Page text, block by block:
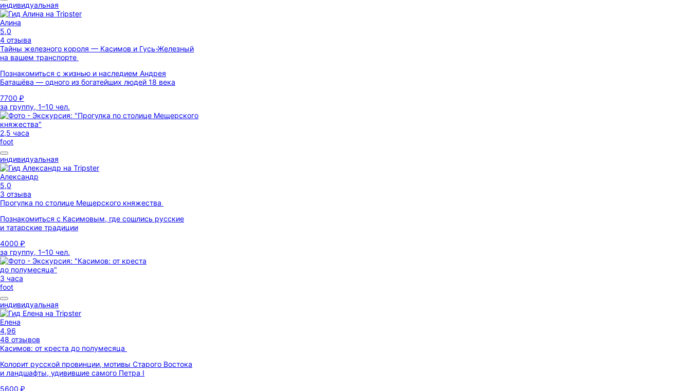
индивидуальная
Алина
5,0
4 отзыва
Тайны железного короля — Касимов и Гусь-Железный
на вашем транспорте
Познакомиться с жизнью и наследием Андрея
Баташёва — одного из богатейших людей 18 века
7700 ₽
за группу, 1–10 чел.
2,5 часа
foot
индивидуальная
Александр
5,0
3 отзыва
Прогулка по столице Мещерского княжества
Познакомиться с Касимовым, где сошлись русские
и татарские традиции
4000 ₽
за группу, 1–10 чел.
3 часа
foot
индивидуальная
Елена
4,96
48 отзывов
Касимов: от креста до полумесяца
Колорит русской провинции, мотивы Старого Востока
и ландшафты, удивившие самого Петра I
5600 ₽